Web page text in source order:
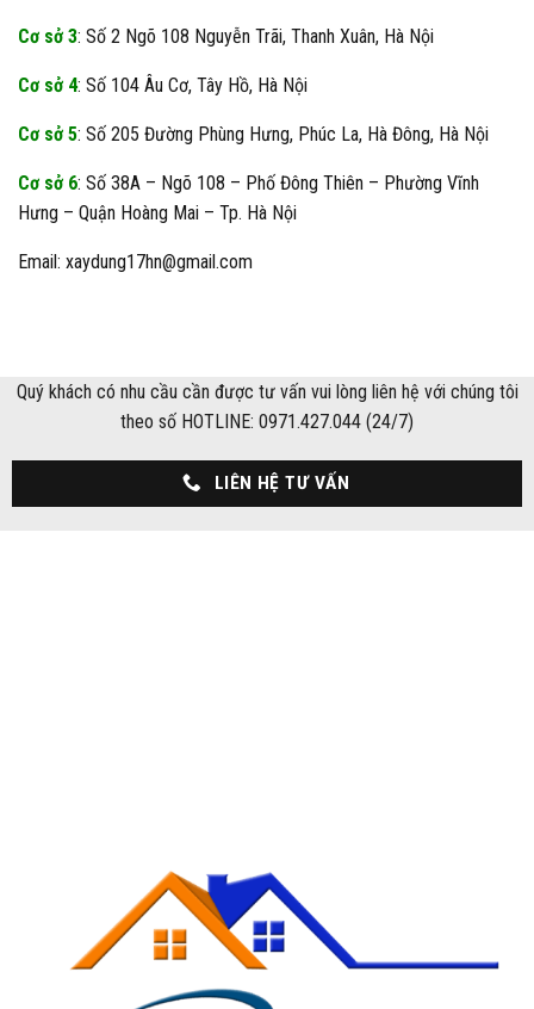
Cơ sở 3: Số 2 Ngõ 108 Nguyễn Trãi, Thanh Xuân, Hà Nội
Cơ sở 4: Số 104 Âu Cơ, Tây Hồ, Hà Nội
Cơ sở 5: Số 205 Đường Phùng Hưng, Phúc La, Hà Đông, Hà Nội
Cơ sở 6: Số 38A – Ngõ 108 – Phố Đông Thiên – Phường Vĩnh
Hưng – Quận Hoàng Mai – Tp. Hà Nội
Email: xaydung17hn@gmail.com
Quý khách có nhu cầu cần được tư vấn vui lòng liên hệ với chúng tôi
theo số HOTLINE: 0971.427.044 (24/7)
LIÊN HỆ TƯ VẤN